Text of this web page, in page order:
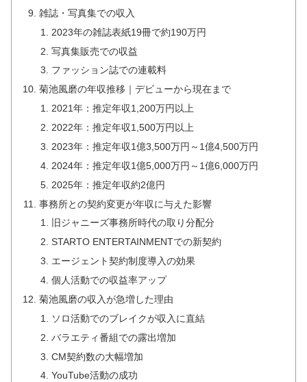
雑誌・写真集での収入
2023年の雑誌表紙19冊で約190万円
写真集販売での収益
ファッション誌での連載料
菊池風磨の年収推移｜デビューから現在まで
2021年：推定年収1,200万円以上
2022年：推定年収1,500万円以上
2023年：推定年収1億3,500万円～1億4,500万円
2024年：推定年収1億5,000万円～1億6,000万円
2025年：推定年収約2億円
事務所との契約変更が年収に与えた影響
旧ジャニーズ事務所時代の取り分配分
STARTO ENTERTAINMENTでの新契約
エージェント契約制度導入の効果
個人活動での収益率アップ
菊池風磨の収入が急増した理由
ソロ活動でのブレイクが収入に直結
バラエティ番組での露出増加
CM契約数の大幅増加
YouTube活動の成功